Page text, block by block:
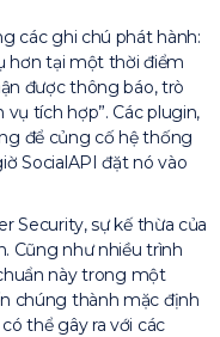
các ghi chú phát hành:
hơn tại một thời điểm
được thông báo, trò
tích hợp”. Các plugin,
để củng cố hệ thống
SocialAPI đặt nó vào
Security, sự kế thừa của
Cũng như nhiều trình
này trong một
chúng thành mặc định
thể gây ra với các